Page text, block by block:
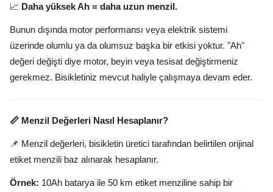
📈 Daha yüksek Ah = daha uzun menzil.
Bunun dışında motor performansı veya elektrik sistemi
üzerinde olumlu ya da olumsuz başka bir etkisi yoktur. "Ah"
değeri değişti diye motor, beyin veya tesisat değiştirmeniz
gerekmez. Bisikletiniz mevcut haliyle çalışmaya devam eder.
📏 Menzil Değerleri Nasıl Hesaplanır?
📌 Menzil değerleri, bisikletin üretici tarafından belirtilen orijinal
etiket menzili baz alınarak hesaplanır.
Örnek: 10Ah batarya ile 50 km etiket menziline sahip bir